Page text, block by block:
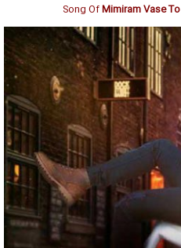
Song OfMimiram Vase To